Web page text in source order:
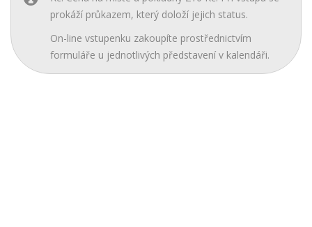
prokáží průkazem, který doloží jejich status.
On-line vstupenku zakoupíte prostřednictvím
formuláře u jednotlivých představení v kalendáři.